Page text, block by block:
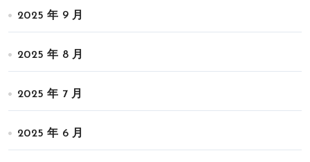
2025 年 9 月
2025 年 8 月
2025 年 7 月
2025 年 6 月